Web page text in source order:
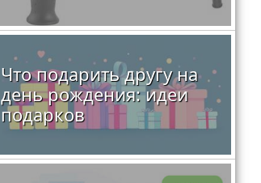
Что подарить другу на
день рождения: идеи
подарков